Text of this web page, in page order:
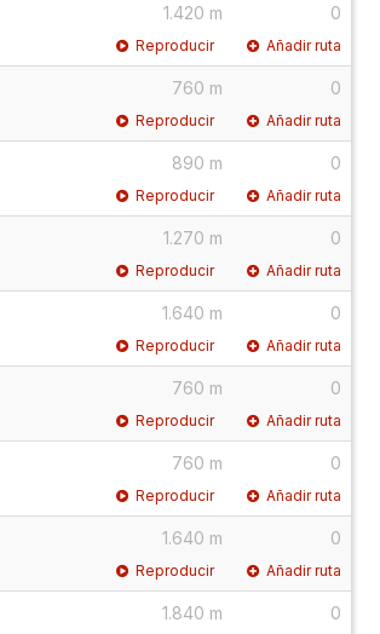
1.420 m 0
Reproducir Añadir ruta
760 m 0
Reproducir Añadir ruta
890 m 0
Reproducir Añadir ruta
1.270 m 0
Reproducir Añadir ruta
1.640 m 0
Reproducir Añadir ruta
760 m 0
Reproducir Añadir ruta
760 m 0
Reproducir Añadir ruta
1.640 m 0
Reproducir Añadir ruta
1.840 m 0